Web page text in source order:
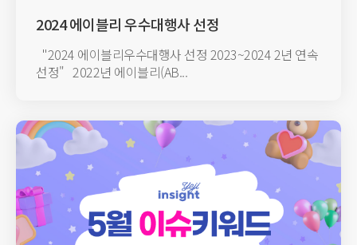
2024 에이블리 우수대행사 선정
"2024 에이블리우수대행사 선정 2023~2024 2년 연속
선정"​ 2022년 에이블리(AB...